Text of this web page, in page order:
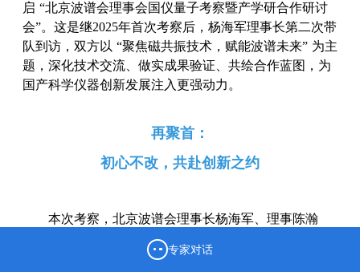
启 “北京波谱会理事会国仪量子考察暨产学研合作研讨
会”。这是继2025年首次考察后，杨海军理事长第二次带
队到访，双方以 “聚焦磁共振技术，赋能波谱未来” 为主
题，深化技术交流、做实成果验证、共绘合作蓝图，为
国产科学仪器创新发展注入更强动力。
再聚首：
初心不改，共赴创新之约
本次考察，北京波谱会理事长杨海军、理事陈瀚
蛟、周楷、青年理事李文郁及冯柳宾等行业专家学者齐
聚量子科仪谷，带着对国产磁共振技术的高度关注与深
专家对话